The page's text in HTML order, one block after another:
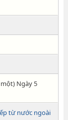
Ngày 5
từ nước ngoài